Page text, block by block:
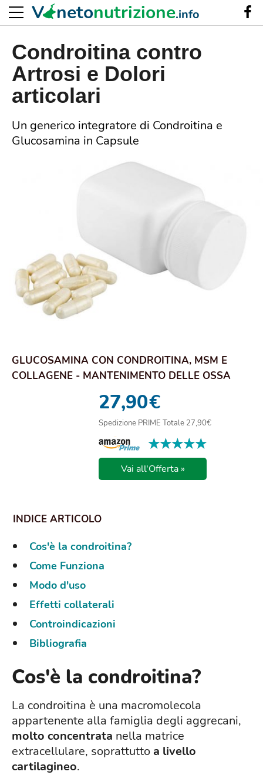
Condroitina contro
Artrosi e Dolori
articolari
Un generico integratore di Condroitina e
Glucosamina in Capsule
GLUCOSAMINA CON CONDROITINA, MSM E
COLLAGENE - MANTENIMENTO DELLE OSSA
27,90€
Spedizione PRIME Totale 27,90€
★★★★★
★★★★★
Vai all'Offerta »
Cos'è la condroitina?
Come Funziona
Modo d'uso
Effetti collaterali
Controindicazioni
Bibliografia
Cos'è la condroitina?
La condroitina è una macromolecola
appartenente alla famiglia degli aggrecani,
molto concentrata nella matrice
extracellulare, soprattutto a livello
cartilagineo.
V netonutrizione.info